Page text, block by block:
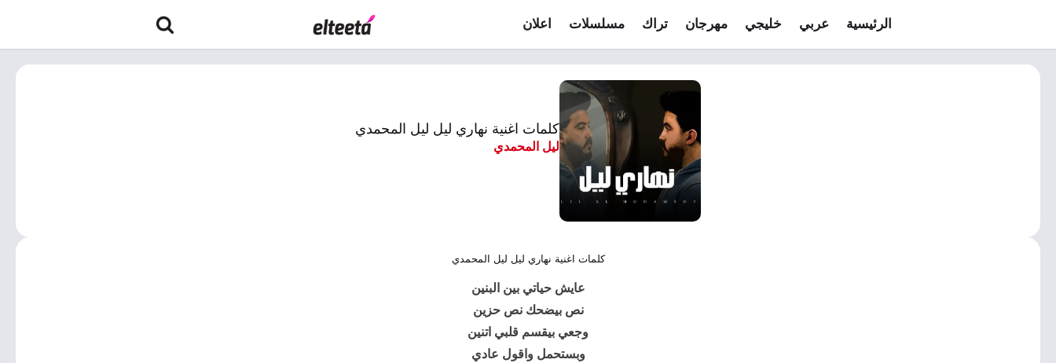
الرئيسية عربي خليجي مهرجان تراك مسلسلات اعلان
كلمات اغنية نهاري ليل ليل المحمدي
ليل المحمدي
كلمات اغنية نهاري ليل ليل المحمدي
عايش حياتي بين البنين
نص بيضحك نص حزين
وجعي بيقسم قلبي اتنين
وبستحمل واقول عادي